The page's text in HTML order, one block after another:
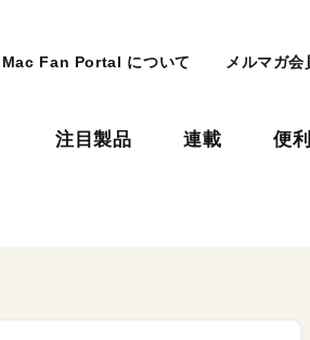
Mac Fan Portal について メルマガ会
注目製品 連載 便